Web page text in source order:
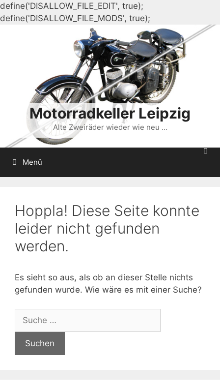
define('DISALLOW_FILE_EDIT', true);
define('DISALLOW_FILE_MODS', true);
Inhalt
springen
Motorradkeller Leipzig
Alte Zweiräder wieder wie neu …
Menü
Hoppla! Diese Seite konnte
leider nicht gefunden
werden.
Es sieht so aus, als ob an dieser Stelle nichts
gefunden wurde. Wie wäre es mit einer Suche?
nach: